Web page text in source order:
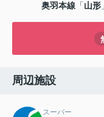
奥羽本線 「山形
周辺施設
スーパー